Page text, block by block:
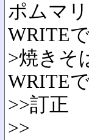
ポムマ
WRITE
>焼きそ
WRITE
>>訂正
>>